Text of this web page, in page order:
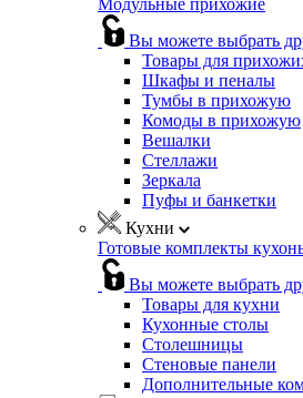
Модульные прихожие
Вы можете выбрать
Товары для
Шкафы и пеналы
Тумбы в прихожую
Комоды в прихожую
Вешалки
Стеллажи
Зеркала
Пуфы и банкетки
Кухни
Готовые комплекты
Вы можете выбрать
Товары для кухни
Кухонные столы
Столешницы
Стеновые панели
Дополнительные